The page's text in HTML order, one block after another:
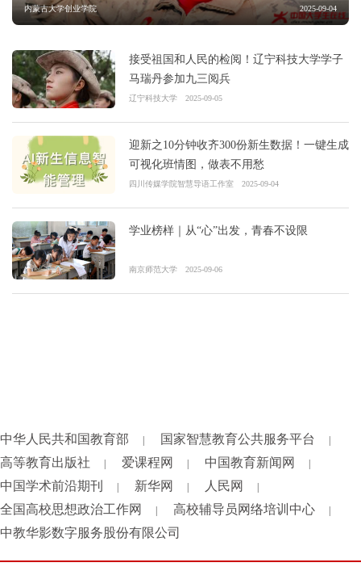
内蒙古大学创业学院 2025-09-04
接受祖国和人民的检阅！辽宁科技大学学子
马瑞丹参加九三阅兵
辽宁科技大学 2025-09-05
迎新之10分钟收齐300份新生数据！一键生成
可视化班情图，做表不用愁
四川传媒学院智慧导语工作室 2025-09-04
学业榜样｜从“心”出发，青春不设限
南京师范大学 2025-09-06
中华人民共和国教育部 国家智慧教育公共服务平台
高等教育出版社 爱课程网 中国教育新闻网
中国学术前沿期刊 新华网 人民网
全国高校思想政治工作网 高校辅导员网络培训中心
中教华影数字服务股份有限公司